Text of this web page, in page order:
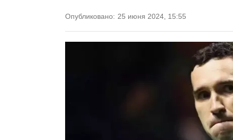
Опубликовано: 25 июня 2024, 15:55